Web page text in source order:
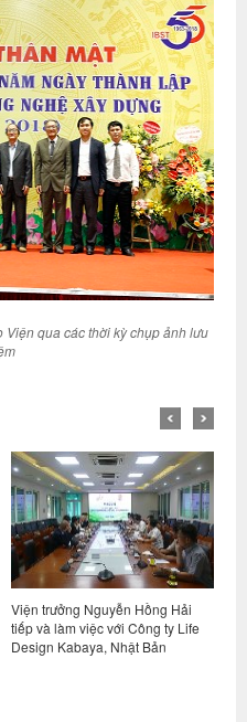
qua các thời kỳ chụp ảnh lưu
Viện trưởng Nguyễn Hồng Hải
tiếp và làm việc với Công ty Life
Design Kabaya, Nhật Bản